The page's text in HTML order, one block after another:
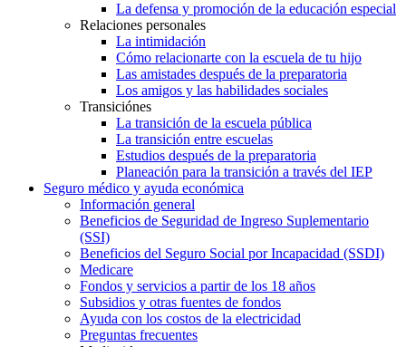
La defensa y promoción de la educación especial
Relaciones personales
La intimidación
Cómo relacionarte con la escuela de tu hijo
Las amistades después de la preparatoria
Los amigos y las habilidades sociales
Transiciónes
La transición de la escuela pública
La transición entre escuelas
Estudios después de la preparatoria
Planeación para la transición a través del IEP
Seguro médico y ayuda económica
Información general
Beneficios de Seguridad de Ingreso Suplementario
(SSI)
Beneficios del Seguro Social por Incapacidad (SSDI)
Medicare
Fondos y servicios a partir de los 18 años
Subsidios y otras fuentes de fondos
Ayuda con los costos de la electricidad
Preguntas frecuentes